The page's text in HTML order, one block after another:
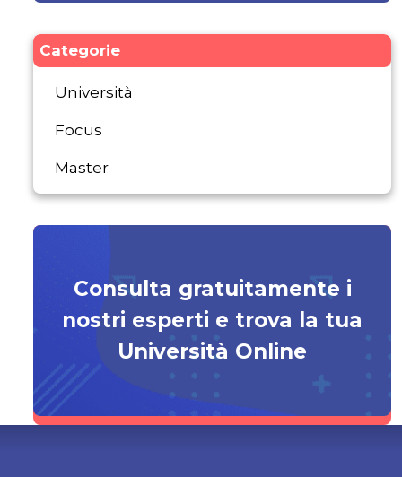
Categorie
Università
Focus
Master
Consulta gratuitamente i
nostri esperti e trova la tua
Università Online